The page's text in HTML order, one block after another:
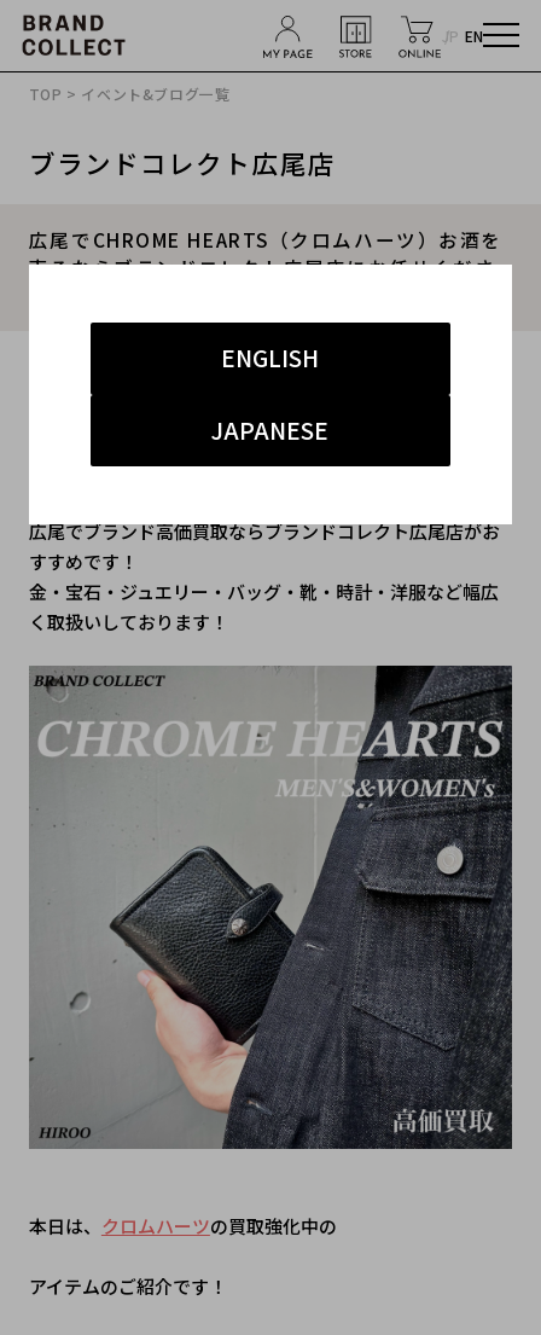
JP EN
ENGLISH
JAPANESE
TOP > イベント&ブログ一覧
ブランドコレクト広尾店
広尾でCHROME HEARTS（クロムハーツ）お酒を
売るならブランドコレクト広尾店にお任せくださ
広尾でブランド高価買取ならブランドコレクト広尾店がお
すすめです！
金・宝石・ジュエリー・バッグ・靴・時計・洋服など幅広
く取扱いしております！
本日は、 クロムハーツの買取強化中の
アイテムのご紹介です！